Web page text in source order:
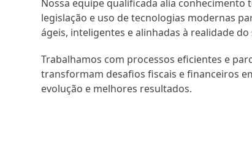
Nossa equipe qualificada alia conhecimento
legislação e uso de tecnologias modernas
ágeis, inteligentes e alinhadas à realidade do
Trabalhamos com processos eficientes e
transformam desafios fiscais e financeiros
evolução e melhores resultados.